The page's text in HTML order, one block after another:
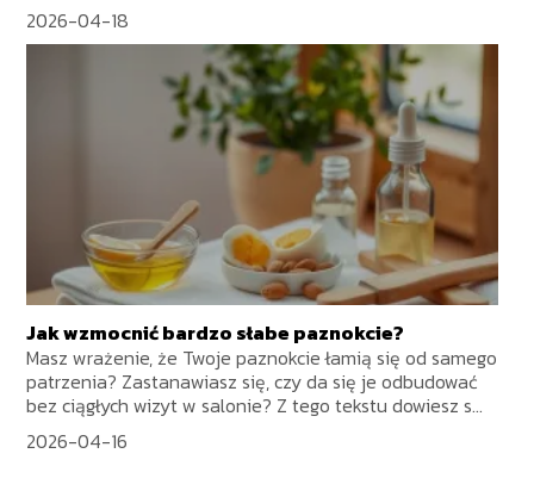
2026-04-18
Jak wzmocnić bardzo słabe paznokcie?
Masz wrażenie, że Twoje paznokcie łamią się od samego
patrzenia? Zastanawiasz się, czy da się je odbudować
bez ciągłych wizyt w salonie? Z tego tekstu dowiesz s...
2026-04-16